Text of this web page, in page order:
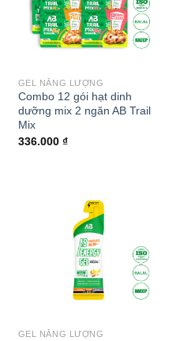
GEL NĂNG LƯỢNG
Combo 12 gói hạt dinh
dưỡng mix 2 ngăn AB Trail
Mix
336.000 ₫
GEL NĂNG LƯỢNG